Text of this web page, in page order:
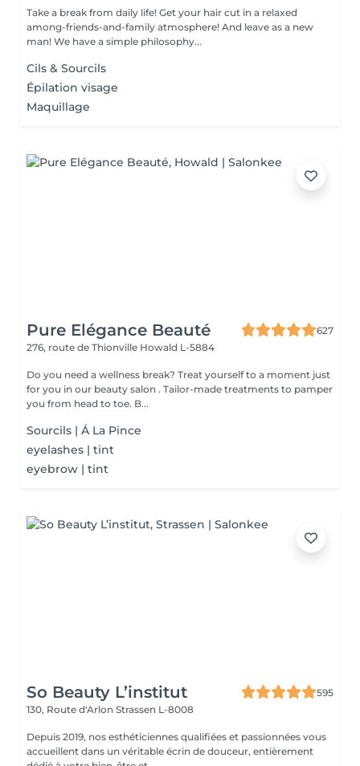
Take a break from daily life! Get your hair cut in a relaxed
among-friends-and-family atmosphere! And leave as a new
man! We have a simple philosophy...
Cils & Sourcils
Épilation visage
Maquillage
Pure Elégance Beauté
627
276, route de Thionville Howald L-5884
Do you need a wellness break? Treat yourself to a moment just
for you in our beauty salon . Tailor-made treatments to pamper
you from head to toe. B...
Sourcils | Á La Pince
eyelashes | tint
eyebrow | tint
So Beauty L’institut
595
130, Route d'Arlon Strassen L-8008
Depuis 2019, nos esthéticiennes qualifiées et passionnées vous
accueillent dans un véritable écrin de douceur, entièrement